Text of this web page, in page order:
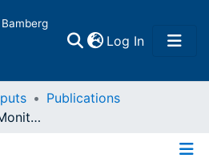
Log In(current)
Publications
Demographisches Monitoring-System (DMS): Geburtenbarometer. Bericht über ein Forschungsvorhaben zur monatlichen Schätzung des tempobereinigten Geburtenniveaus